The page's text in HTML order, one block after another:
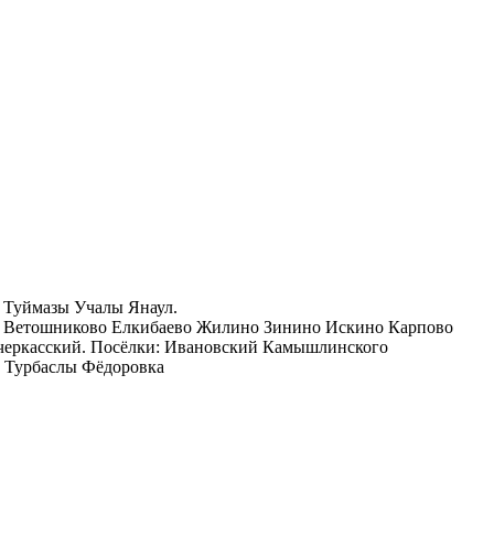
Учалы Янаул.
Елкибаево Жилино Зинино Искино Карпово
Посёлки: Ивановский Камышлинского
Фёдоровка